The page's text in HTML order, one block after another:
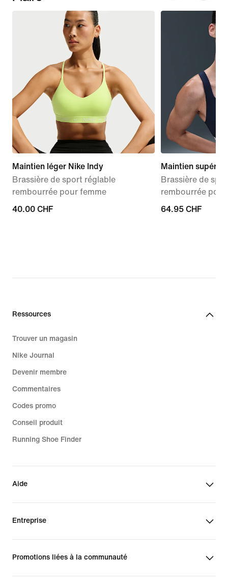
Maintien léger Nike Indy
Brassière de sport réglable
rembourrée pour femme
40.00 CHF
40.00 CHF
Maintien
Brassière de
rembourrée pour
64.95 CHF
64.95 CHF
Ressources
Trouver un magasin
Nike Journal
Devenir membre
Commentaires
Codes promo
Conseil produit
Running Shoe Finder
Aide
Entreprise
Promotions liées à la communauté